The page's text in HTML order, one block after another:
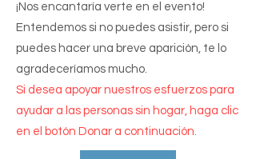
while supporting a meaningful
cause. Your presence would mean
the world to us as we make a
difference this holiday season.
About Homeless Long Island
Homeless Long Island is a
grassroots organization dedicated
¡Nos encantaría verte en el evento!
Entendemos si no puedes asistir, pero si
puedes hacer una breve aparición, te lo
agradeceríamos mucho.
Si desea apoyar nuestros esfuerzos para
ayudar a las personas sin hogar, haga clic
en el botón Donar a continuación.